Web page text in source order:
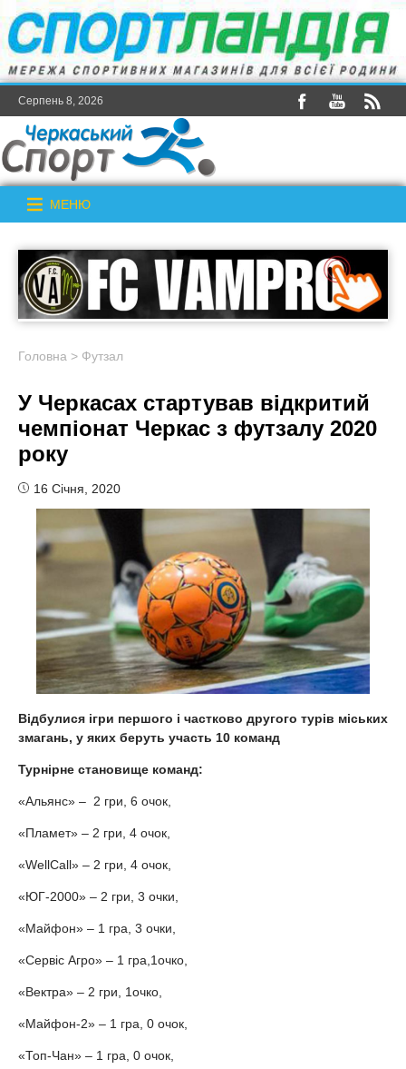
Серпень 8, 2026
МЕНЮ
Головна > Футзал
У Черкасах стартував відкритий
чемпіонат Черкас з футзалу 2020
року
16 Січня, 2020
Відбулися ігри першого і частково другого турів міських
змагань, у яких беруть участь 10 команд
Турнірне становище команд:
«Альянс» – 2 гри, 6 очок,
«Пламет» – 2 гри, 4 очок,
«WellCall» – 2 гри, 4 очок,
«ЮГ-2000» – 2 гри, 3 очки,
«Майфон» – 1 гра, 3 очки,
«Сервіс Агро» – 1 гра,1очко,
«Вектра» – 2 гри, 1очко,
«Майфон-2» – 1 гра, 0 очок,
«Топ-Чан» – 1 гра, 0 очок,